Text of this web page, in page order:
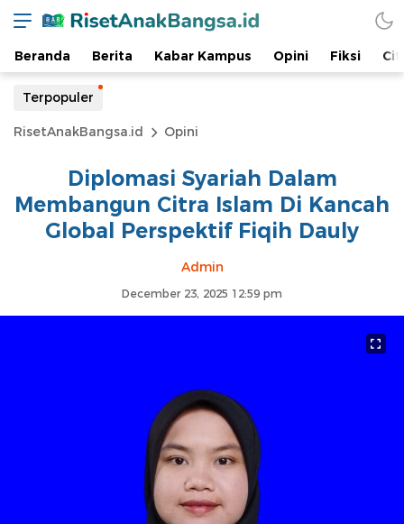
Beranda Berita Kabar Kampus Opini Fiksi
Terpopuler
RisetAnakBangsa.id Opini
Diplomasi Syariah Dalam
Membangun Citra Islam Di Kancah
Global Perspektif Fiqih Dauly
Admin
December 23, 2025 12:59 pm